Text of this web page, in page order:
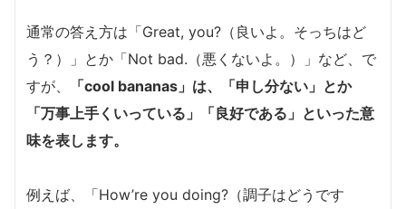
通常の答え方は「Great, you?（良いよ。そっちはど
う？）」とか「Not bad.（悪くないよ。）」など、で
すが、
「cool bananas」 は、「申し分ない」とか
「万事上手くいっている」「良好である」といった意
味を表します。
例えば、「How’re you doing?（調子はどうです